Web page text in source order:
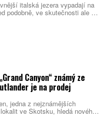
italská jezera vypadají na
podobně, ve skutečnosti ale cílí
Como staví na eleganci,
atmosféře. Garda je větší,
Canyon“ známý ze
je na prodej
jedna z nejznámějších
ve Skotsku, hledá nového
proslavil seriál Outlander,
se i v dalších filmech a